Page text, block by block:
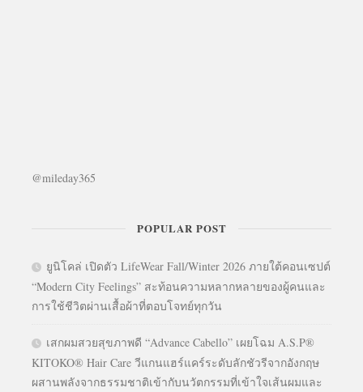
@mileday365
POPULAR POST
ยูนิโคล่ เปิดตัว LifeWear Fall/Winter 2026 ภายใต้คอนเซปต์
“Modern City Feelings” สะท้อนความหลากหลายของผู้คนและ
การใช้ชีวิตผ่านเสื้อผ้าที่ตอบโจทย์ทุกวัน
เสกผมสวยสุขภาพดี “Advance Cabello” เผยโฉม A.S.P®
KITOKO® Hair Care วีแกนแฮร์แคร์ระดับลักชัวรีจากอังกฤษ
ผสานพลังจากธรรมชาติเข้ากับนวัตกรรมที่เข้าใจเส้นผมและ